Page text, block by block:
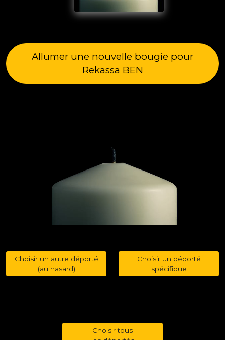
Allumer une nouvelle bougie pour
Rekassa BEN
Choisir un autre déporté
(au hasard)
Choisir un déporté
spécifique
Choisir tous